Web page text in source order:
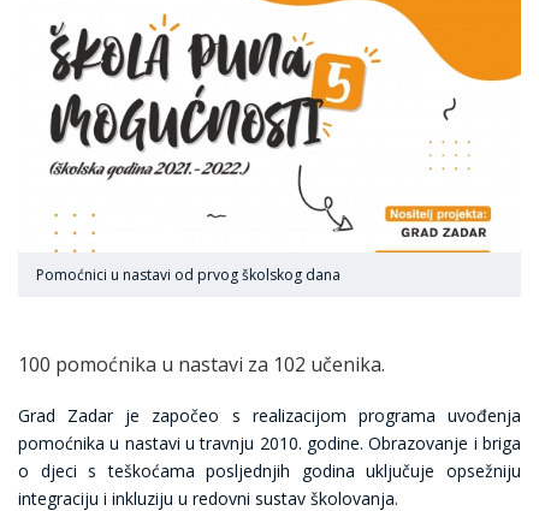
Pomoćnici u nastavi od prvog školskog dana
100 pomoćnika u nastavi za 102 učenika.
Grad Zadar je započeo s realizacijom programa uvođenja
pomoćnika u nastavi u travnju 2010. godine. Obrazovanje i briga
o djeci s teškoćama posljednjih godina uključuje opsežniju
integraciju i inkluziju u redovni sustav školovanja.